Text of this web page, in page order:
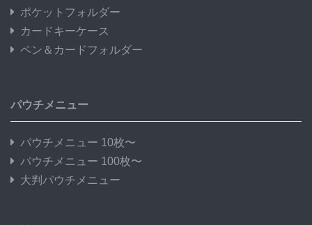
ポケットフォルダー
カードキーケース
ペン＆カードフォルダー
パウチメニュー
パウチメニュー 10枚〜
パウチメニュー 100枚〜
大判パウチメニュー